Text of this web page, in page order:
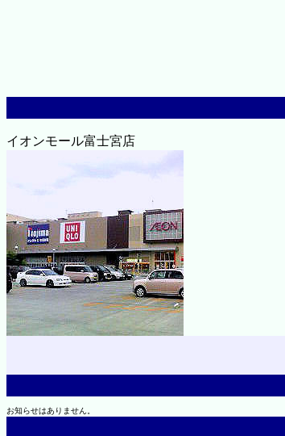
イオンモール富士宮店
お知らせはありません。